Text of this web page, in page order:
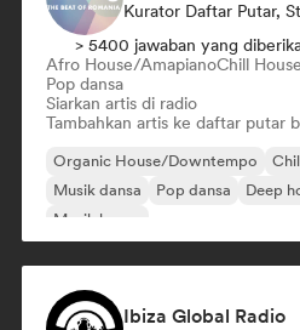
Kurator Daftar Putar,
> 5400 jawaban yang
Afro House/AmapianoChill House
Pop dansa
Siarkan artis di radio
Tambahkan artis ke daftar putar
Organic House/Downtempo
Musik dansa
Pop dansa Deep
Musik house
Ibiza Global Radio